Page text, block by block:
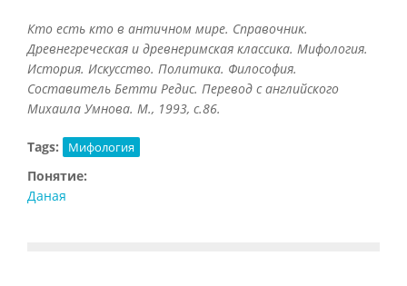
Кто есть кто в античном мире. Справочник.
Древнегреческая и древнеримская классика. Мифология.
История. Искусство. Политика. Философия.
Составитель Бетти Редис. Перевод с английского
Михаила Умнова. М., 1993, с.86.
Tags: Мифология
Понятие:
Даная